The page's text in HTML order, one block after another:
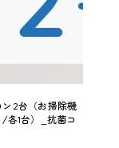
2台（お掃除機
各1台）_抗菌コ